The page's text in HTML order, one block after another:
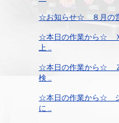
☆お知らせ☆ ８月の
☆本日の作業から☆
上 ..
☆本日の作業から☆
検 ..
☆本日の作業から☆
に ..